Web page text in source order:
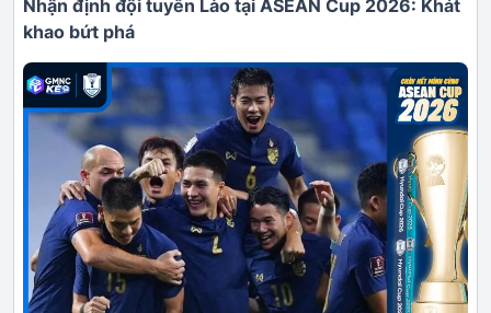
Nhận định đội tuyển Lào tại ASEAN Cup 2026: Khát
khao bứt phá